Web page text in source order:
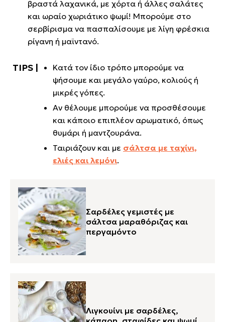
βραστά λαχανικά, με χόρτα ή άλλες σαλάτες
και ωραίο χωριάτικο ψωμί! Μπορούμε στο
σερβίρισμα να πασπαλίσουμε με λίγη φρέσκια
ρίγανη ή μαϊντανό.
Κατά τον ίδιο τρόπο μπορούμε να
ψήσουμε και μεγάλο γαύρο, κολιούς ή
μικρές γόπες.
Αν θέλουμε μπορούμε να προσθέσουμε
και κάποιο επιπλέον αρωματικό, όπως
θυμάρι ή μαντζουράνα.
Ταιριάζουν και με σάλτσα με ταχίνι,
ελιές και λεμόνι.
Σαρδέλες γεμιστές με
σάλτσα μαραθόριζας και
περγαμόντο
Λιγκουίνι με σαρδέλες,